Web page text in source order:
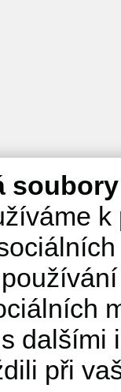
dalšími
při